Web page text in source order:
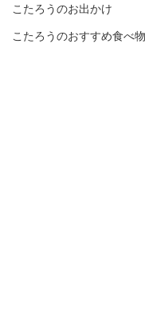
こたろうのお出かけ
こたろうのおすすめ食べ